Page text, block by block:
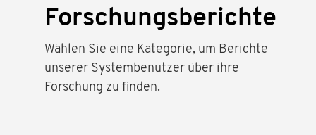
Forschungsberichte
Wählen Sie eine Kategorie, um Berichte
unserer Systembenutzer über ihre
Forschung zu finden.